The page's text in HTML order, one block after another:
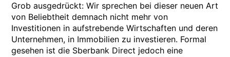
Grob ausgedrückt: Wir sprechen bei dieser neuen Art
von Beliebtheit demnach nicht mehr von
Investitionen in aufstrebende Wirtschaften und deren
Unternehmen, in Immobilien zu investieren. Formal
gesehen ist die Sberbank Direct jedoch eine